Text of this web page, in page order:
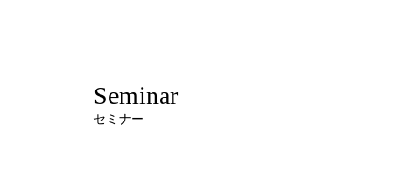
Seminar
セミナー